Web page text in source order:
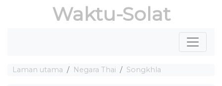
Waktu-Solat
Laman utama Negara Thai Songkhla